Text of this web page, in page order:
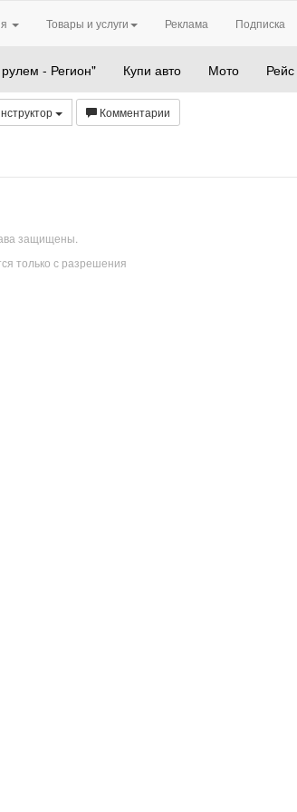
Товары и услуги Реклама Подписка
- Регион" Купи авто Мото Рейс
Комментарии
защищены.
только с разрешения